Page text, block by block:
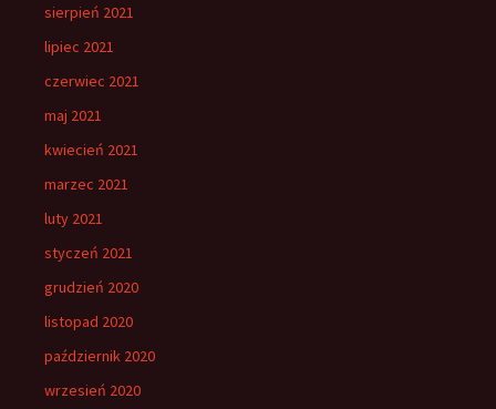
sierpień 2021
lipiec 2021
czerwiec 2021
maj 2021
kwiecień 2021
marzec 2021
luty 2021
styczeń 2021
grudzień 2020
listopad 2020
październik 2020
wrzesień 2020